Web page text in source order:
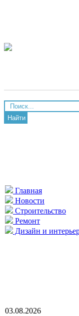
Найти
Главная
Новости
Строительство
Ремонт
Дизайн и
03.08.2026